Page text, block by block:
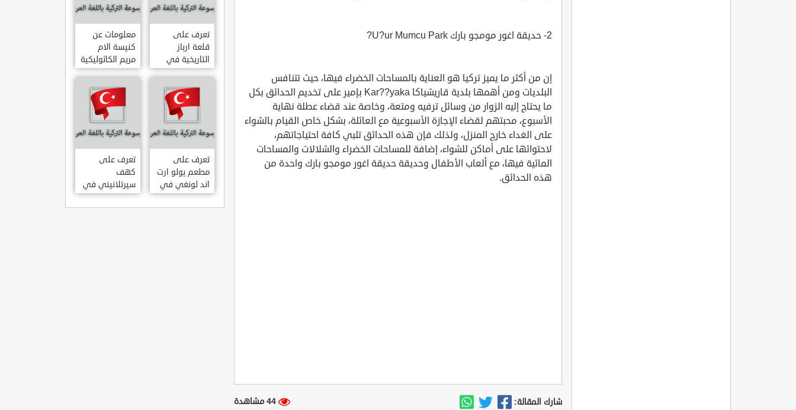
2- حديقة اغور مومجو بارك U?ur Mumcu Park?
إن من أكثر ما يميز تركيا هو العناية بالمساحات الخضراء فيها، حيث تتنافس
البلديات ومن أهمها بلدية قاريشياكا Kar??yaka بإمير على تخديم الحدائق بكل
ما يحتاج إليه الزوار من وسائل ترفيه ومتعة، وخاصة عند قضاء عطلة نهاية
الأسبوع، محبتهم لقضاء الإجازة الأسبوعية مع العائلة، بشكل خاص القيام بالشواء
على الغداء خارج المنزل، ولذلك فإن هذه الحدائق تلبي كافة احتياجاتهم،
لاحتوائها على أماكن للشواء، إضافة للمساحات الخضراء والشلالات والمساحات
المائية فيها، مع ألعاب الأطفال وحديقة حديقة اغور مومجو بارك واحدة من
هذه الحدائق.
شارك المقالة: 44 مشاهدة
تعرف على
قلعة ارباز
التاريخية في
ولاية ايدن.. من
القلاع الدولة
العثمانية
ARPAZ
KALESI AYDIN
معلومات عن
كنيسة الام
مريم الكاثوليكية
في هاتي .. من
معالم المدينة
التاريخية
والدينية
MERYEM ANA
KATOLIK
KILISESI
HATAY
تعرف على
مطعم يولو ارت
اند لونغي في
ازمير .. مطعم
بجدران متحف
تعرف على
كهف
سيرتلانيني في
ولاية ايدن .. من
اعاجيب الطبيعة